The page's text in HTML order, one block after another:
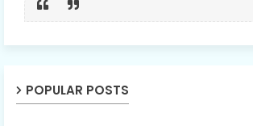
POPULAR POSTS